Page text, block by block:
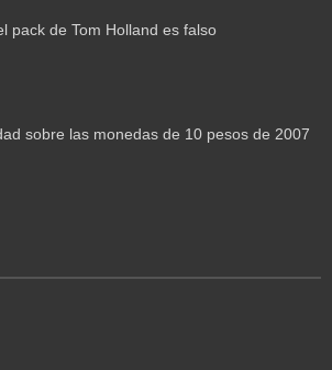
pack de Tom Holland es falso
sobre las monedas de 10 pesos de 2007